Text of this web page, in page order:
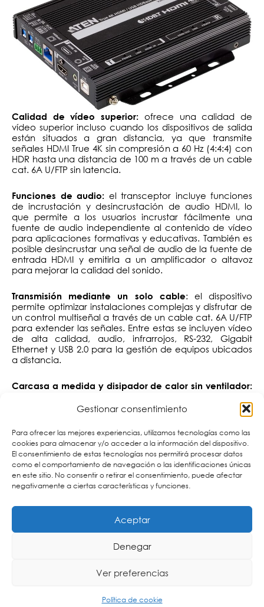
Gestionar consentimiento
Para ofrecer las mejores experiencias, utilizamos tecnologías como las
cookies para almacenar y/o acceder a la información del dispositivo.
El consentimiento de estas tecnologías nos permitirá procesar datos
como el comportamiento de navegación o las identificaciones únicas
en este sitio. No consentir o retirar el consentimiento, puede afectar
negativamente a ciertas características y funciones.
Aceptar
Denegar
Ver preferencias
Política de cookie
Calidad de vídeo superior: ofrece una calidad de
vídeo superior incluso cuando los dispositivos de salida
están situados a gran distancia, ya que transmite
señales HDMI True 4K sin compresión a 60 Hz (4:4:4) con
HDR hasta una distancia de 100 m a través de un cable
cat. 6A U/FTP sin latencia.
Funciones de audio: el transceptor incluye funciones
de incrustación y desincrustación de audio HDMI, lo
que permite a los usuarios incrustar fácilmente una
fuente de audio independiente al contenido de vídeo
para aplicaciones formativas y educativas. También es
posible desincrustar una señal de audio de la fuente de
entrada HDMI y emitirla a un amplificador o altavoz
para mejorar la calidad del sonido.
Transmisión mediante un solo cable: el dispositivo
permite optimizar instalaciones complejas y disfrutar de
un control multiseñal a través de un cable cat. 6A U/FTP
para extender las señales. Entre estas se incluyen vídeo
de alta calidad, audio, infrarrojos, RS-232, Gigabit
Ethernet y USB 2.0 para la gestión de equipos ubicados
a distancia.
Carcasa a medida y disipador de calor sin ventilador:
sobrecalentamiento y el mal funcionamiento de los
ventiladores, situación que pudiera provocar que el
dispositivo deje de funcionar. Además, garantiza una
disipación térmica eficaz y una transmisión de la señal
ininterrumpida, al mismo tiempo que se alarga la vida
útil del equipo.
Un diseño pensado para el usuario:el diseño del
etiquetado autoexplicativo para el reconocimiento
intuitivo de los puertos, soportes integrados para
facilitar el montaje, indicadores luminosos para un
dedicado para escribir etiquetas que faciliten el
presentaciones de vídeo breves o de duración normal